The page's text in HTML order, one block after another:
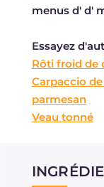
menus d' d'
Essayez
Rôti froid de
Carpaccio
parmesan
Veau tonné